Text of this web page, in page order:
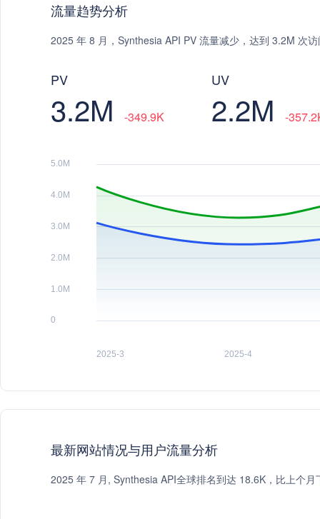
流量趋势分析
2025 年 8 月，Synthesia API PV 流量减少，达到 3.2M 次
PV
3.2M -349.9K
UV
2.2M -
最新网站情况与用户流量分析
2025 年 7 月, Synthesia API全球排名到达 18.6K，比上个